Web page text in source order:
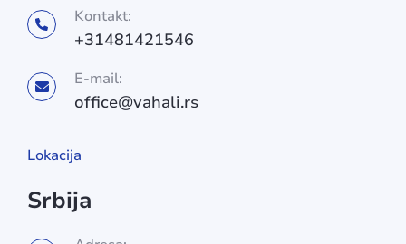
Kontakt:
+31481421546
E-mail:
office@vahali.rs
Lokacija
Srbija